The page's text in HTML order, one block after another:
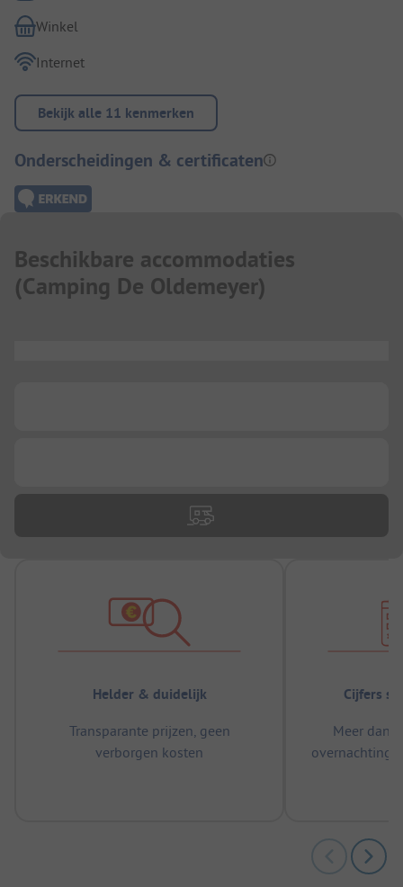
Winkel
Internet
Bekijk alle 11 kenmerken
Onderscheidingen & certificaten
Beschikbare accommodaties
(Camping De Oldemeyer)
Helder & duidelijk
Transparante prijzen, geen
verborgen kosten
Cijfers
Meer dan